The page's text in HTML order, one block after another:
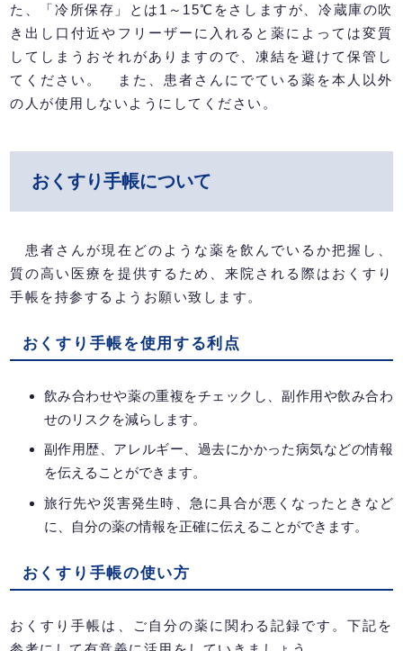
た、「冷所保存」とは1～15℃をさしますが、冷蔵庫の吹
き出し口付近やフリーザーに入れると薬によっては変質
してしまうおそれがありますので、凍結を避けて保管し
てください。 また、患者さんにでている薬を本人以外
の人が使用しないようにしてください。
おくすり手帳について
患者さんが現在どのような薬を飲んでいるか把握し、
質の高い医療を提供するため、来院される際はおくすり
手帳を持参するようお願い致します。
おくすり手帳を使用する利点
飲み合わせや薬の重複をチェックし、副作用や飲み合わ
せのリスクを減らします。
副作用歴、アレルギー、過去にかかった病気などの情報
を伝えることができます。
旅行先や災害発生時、急に具合が悪くなったときなど
に、自分の薬の情報を正確に伝えることができます。
おくすり手帳の使い方
おくすり手帳は、ご自分の薬に関わる記録です。下記を